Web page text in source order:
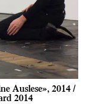
Auslese», 2014 /
2014